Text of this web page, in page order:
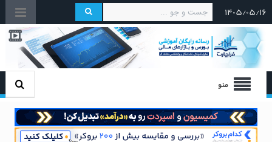
۱۴۰۵/۰۵/۱۶
منو